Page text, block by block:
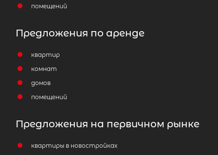
Всеволожский район
помещений
Предложения по аренде
квартир
комнат
домов
помещений
Предложения на первичном рынке
квартиры в новостройках